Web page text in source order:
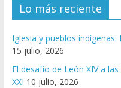
Lo más reciente
Iglesia y pueblos
15 julio, 2026
El desafío de León XIV a
XXI 10 julio, 2026